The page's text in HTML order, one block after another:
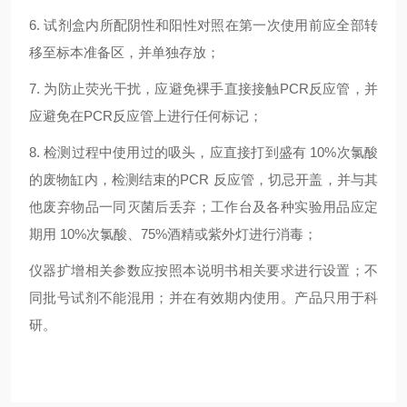
6. 试剂盒内所配阴性和阳性对照在第一次使用前应全部转
移至标本准备区，并单独存放；
7. 为防止荧光干扰，应避免裸手直接接触PCR反应管，并
应避免在PCR反应管上进行任何标记；
8. 检测过程中使用过的吸头，应直接打到盛有 10%次氯酸
的废物缸内，检测结束的PCR 反应管，切忌开盖，并与其
他废弃物品一同灭菌后丢弃；工作台及各种实验用品应定
期用 10%次氯酸、75%酒精或紫外灯进行消毒；
仪器扩增相关参数应按照本说明书相关要求进行设置；不
同批号试剂不能混用；并在有效期内使用。产品只用于科
研。